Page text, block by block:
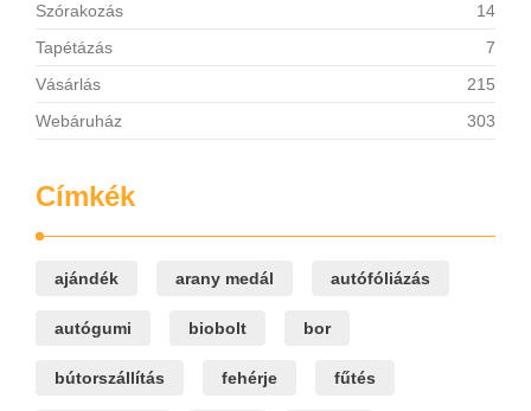
Szórakozás
14
Tapétázás
7
Vásárlás
215
Webáruház
303
Címkék
ajándék arany medál autófóliázás
autógumi biobolt bor
bútorszállítás fehérje fűtés